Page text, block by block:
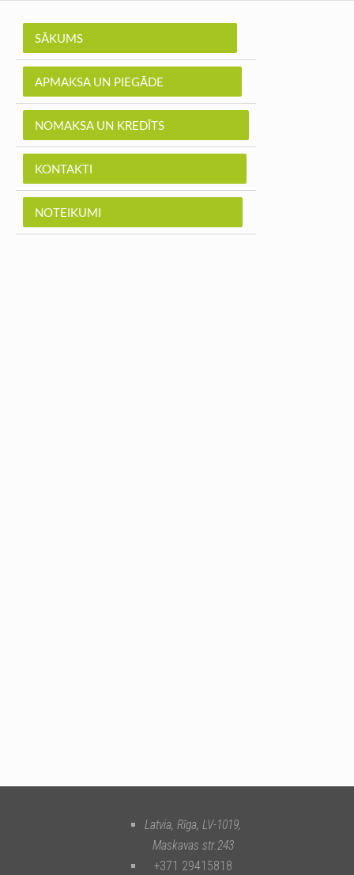
SĀKUMS
APMAKSA UN PIEGĀDE
NOMAKSA UN KREDĪTS
KONTAKTI
NOTEIKUMI
Latvia, Rīga, LV-1019,
Maskavas str.243
+371 29415818